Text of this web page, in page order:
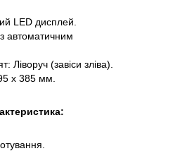
LED дисплей.
автоматичним
Ліворуч (завіси зліва).
х 385 мм.